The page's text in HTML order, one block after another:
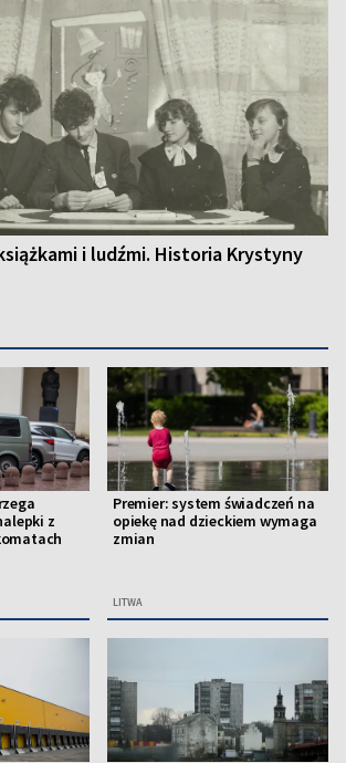
i ludźmi. Historia Krystyny
z
Premier: system świadczeń na
opiekę nad dzieckiem wymaga
zmian
LITWA